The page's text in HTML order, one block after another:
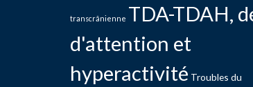
transcrânienne TDA-TDAH,
d'attention et
hyperactivité Troubles du